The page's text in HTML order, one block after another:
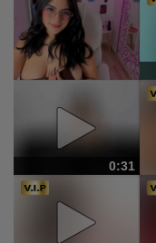
0:31